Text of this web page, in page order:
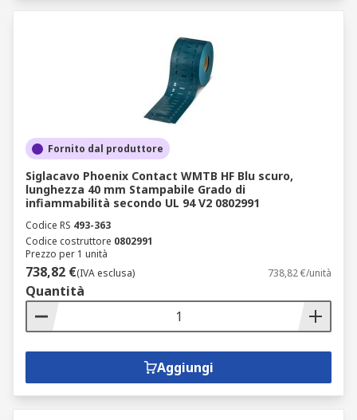
Fornito dal produttore
Siglacavo Phoenix Contact WMTB HF Blu scuro,
lunghezza 40 mm Stampabile Grado di
infiammabilità secondo UL 94 V2 0802991
Codice RS 493-363
Codice costruttore 0802991
Prezzo per 1 unità
738,82 €(IVA esclusa) 738,82 €/unità
Quantità
Aggiungi